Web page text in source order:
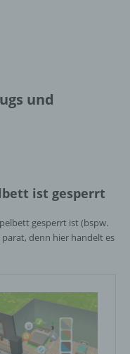
und
ist gesperrt
gesperrt ist (bspw.
denn hier handelt es